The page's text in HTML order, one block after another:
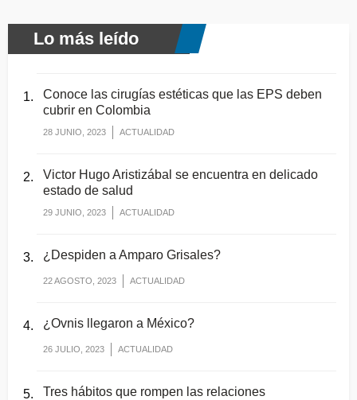
Lo más leído
Conoce las cirugías estéticas que las EPS deben
cubrir en Colombia
28 JUNIO, 2023 ACTUALIDAD
Victor Hugo Aristizábal se encuentra en delicado
estado de salud
29 JUNIO, 2023 ACTUALIDAD
¿Despiden a Amparo Grisales?
22 AGOSTO, 2023 ACTUALIDAD
¿Ovnis llegaron a México?
26 JULIO, 2023 ACTUALIDAD
Tres hábitos que rompen las relaciones